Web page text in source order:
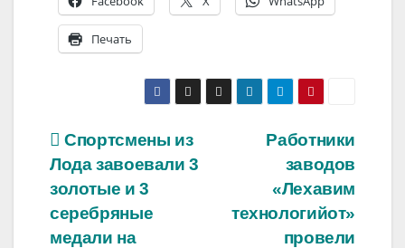
Печать
Навигация
по
записям
Работники
заводов
«Лехавим
технологийот»
провели
Спортсмены из
Лода завоевали 3
золотые и 3
серебряные
медали на